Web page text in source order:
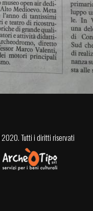
2020. Tutti i diritti riservati